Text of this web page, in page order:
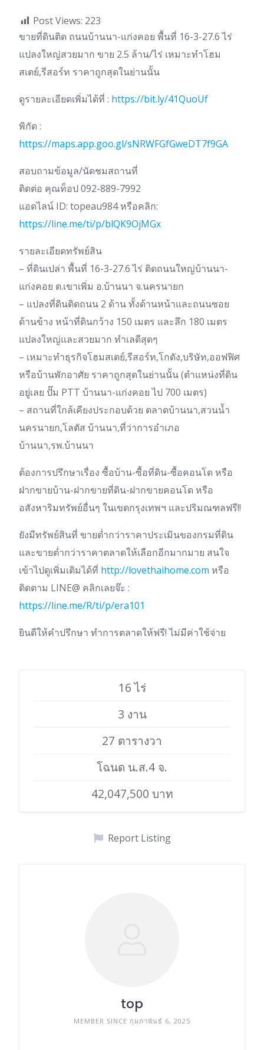
Post Views: 223
ขายที่ดินติด ถนนบ้านนา-แก่งคอย พื้นที่ 16-3-27.6 ไร่
แปลงใหญ่สวยมาก ขาย 2.5 ล้าน/ไร่ เหมาะทำโฮม
สเตย์,รีสอร์ท ราคาถูกสุดในย่านนั้น
ดูรายละเอียดเพิ่มได้ที่ : https://bit.ly/41QuoUf
พิกัด :
https://maps.app.goo.gl/sNRWFGfGweDT7f9GA
สอบถามข้อมูล/นัดชมสถานที่
ติดต่อ คุณท็อป 092-889-7992
แอดไลน์ ID: topeau984 หรือคลิก:
https://line.me/ti/p/blQK9OjMGx
รายละเอียดทรัพย์สิน
– ที่ดินเปล่า พื้นที่ 16-3-27.6 ไร่ ติดถนนใหญ่บ้านนา-
แก่งคอย ต.เขาเพิ่ม อ.บ้านนา จ.นครนายก
– แปลงที่ดินติดถนน 2 ด้าน ทั้งด้านหน้าและถนนซอย
ด้านข้าง หน้าที่ดินกว้าง 150 เมตร และลึก 180 เมตร
แปลงใหญ่และสวยมาก ทำเลดีสุดๆ
– เหมาะทำธุรกิจโฮมสเตย์,รีสอร์ท,โกดัง,บริษัท,ออฟฟิศ
หรือบ้านพักอาศัย ราคาถูกสุดในย่านนั้น (ตำแหน่งที่ดิน
อยู่เลย ปั๊ม PTT บ้านนา-แก่งคอย ไป 700 เมตร)
– สถานที่ใกล้เคียงประกอบด้วย ตลาดบ้านนา,สวนน้ำ
นครนายก,โลตัส บ้านนา,ที่ว่าการอำเภอ
บ้านนา,รพ.บ้านนา
ต้องการปรึกษาเรื่อง ซื้อบ้าน-ซื้อที่ดิน-ซื้อคอนโด หรือ
ฝากขายบ้าน-ฝากขายที่ดิน-ฝากขายคอนโด หรือ
อสังหาริมทรัพย์อื่นๆ ในเขตกรุงเทพฯ และปริมณฑลฟรี!!
ยังมีทรัพย์สินที่ ขายต่ำกว่าราคาประเมินของกรมที่ดิน
และขายต่ำกว่าราคาตลาดให้เลือกอีกมากมาย สนใจ
เข้าไปดูเพิ่มเติมได้ที่ http://lovethaihome.com หรือ
ติดตาม LINE@ คลิกเลยจ๊ะ :
https://line.me/R/ti/p/era101
ยินดีให้คำปรึกษา ทำการตลาดให้ฟรี! ไม่มีค่าใช้จ่าย
16 ไร่
3 งาน
27 ตารางวา
โฉนด น.ส.4 จ.
42,047,500 บาท
Report Listing
top
MEMBER SINCE กุมภาพันธ์ 6, 2025